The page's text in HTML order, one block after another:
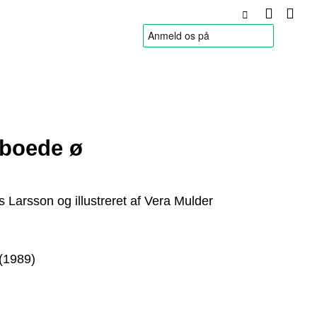
ø
Larsson og illustreret af Vera Mulder